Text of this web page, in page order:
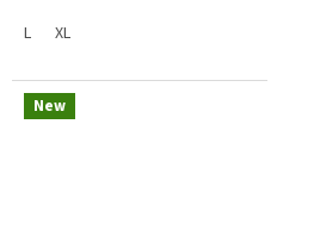
zajímavý design.
L XL
New